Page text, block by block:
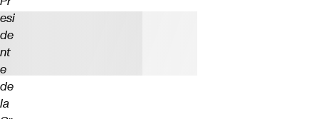
esi
de
nt
e
de
la